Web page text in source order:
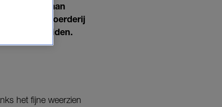
Italië te gaan
een oude boerderij
naar het zuiden.
het fijne weerzien